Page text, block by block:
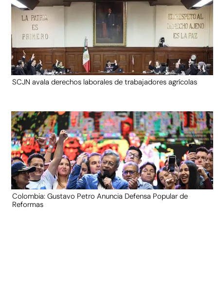
SCJN avala derechos laborales de trabajadores agrícolas
Colombia: Gustavo Petro Anuncia Defensa Popular de
Reformas